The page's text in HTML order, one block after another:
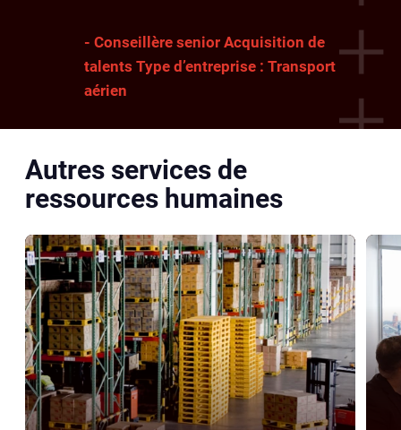
- Conseillère senior Acquisition de
talents Type d’entreprise : Transport
aérien
Autres services de
ressources humaines